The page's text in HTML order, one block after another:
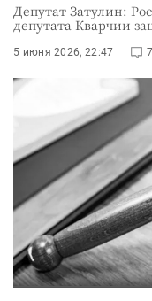
Депутат Затулин:
депутата Кварчии
5 июня 2026, 22:47 7